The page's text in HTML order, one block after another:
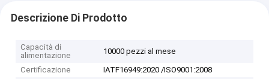
Descrizione Di Prodotto
Capacità di
alimentazione
10000 pezzi al mese
Certificazione
IATF16949:2020 /ISO9001:2008